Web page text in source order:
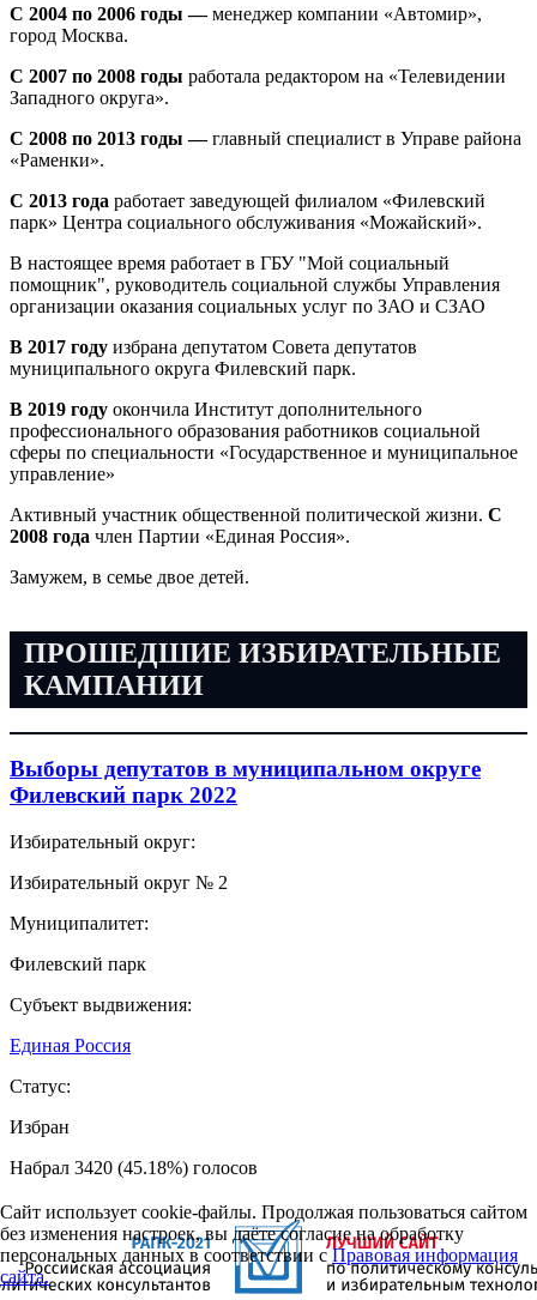
С 2004 по 2006 годы —менеджер компании «Автомир»,
город Москва.
С 2007 по 2008 годы работала редактором на «Телевидении
Западного округа».
С 2008 по 2013 годы —главный специалист в Управе района
«Раменки».
С 2013 года работает заведующей филиалом «Филевский
парк» Центра социального обслуживания «Можайский».
В настоящее время работает в ГБУ "Мой социальный
помощник", руководитель социальной службы Управления
организации оказания социальных услуг по ЗАО и СЗАО
В 2017 году избрана депутатом Совета депутатов
муниципального округа Филевский парк.
В 2019 году окончила Институт дополнительного
профессионального образования работников социальной
сферы по специальности «Государственное и муниципальное
управление»
Активный участник общественной политической жизни. С
2008 года член Партии «Единая Россия».
Замужем, в семье двое детей.
ПРОШЕДШИЕ ИЗБИРАТЕЛЬНЫЕ
КАМПАНИИ
Выборы депутатов в муниципальном округе
Филевский парк 2022
Избирательный округ:
Избирательный округ № 2
Муниципалитет:
Филевский парк
Субъект выдвижения:
Единая Россия
Статус:
Избран
Набрал 3420 (45.18%) голосов
Сайт использует cookie-файлы. Продолжая пользоваться сайтом
без изменения настроек, вы даёте согласие на обработку
персональных данных в соответствии сПравовая информация
сайта.